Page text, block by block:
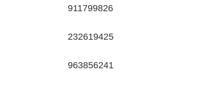
911799826
232619425
963856241